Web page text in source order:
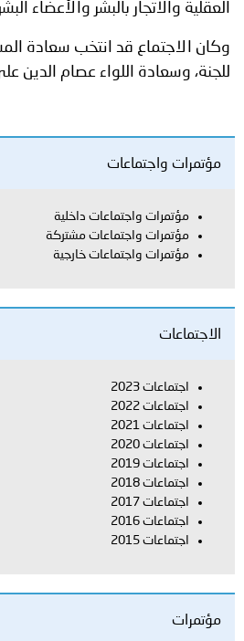
العقلية والاتجار بالبشر والأعضاء
وكان الاجتماع قد انتخب سعادة
للجنة، وسعادة اللواء عصام الدين علي
مؤتمرات واجتماعات
مؤتمرات واجتماعات داخلية
مؤتمرات واجتماعات مشتركة
مؤتمرات واجتماعات خارجية
الاجتماعات
اجتماعات 2023
اجتماعات 2022
اجتماعات 2021
اجتماعات 2020
اجتماعات 2019
اجتماعات 2018
اجتماعات 2017
اجتماعات 2016
اجتماعات 2015
مؤتمرات